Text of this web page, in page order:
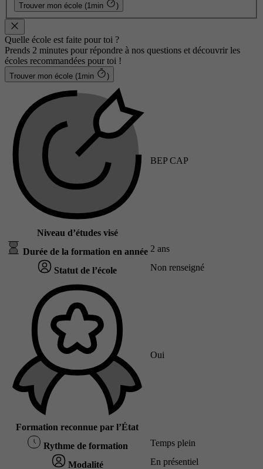
Trouver mon école (1min )
Quelle école est faite pour toi ?
Prends 2 minutes pour répondre à nos questions et découvrir les
écoles recommandées pour toi !
Trouver mon école (1min )
Niveau d’études visé
BEP CAP
Durée de la formation en année 2 ans
Statut de l’école Non renseigné
Formation reconnue par l’État
Oui
Rythme de formation Temps plein
Modalité En présentiel